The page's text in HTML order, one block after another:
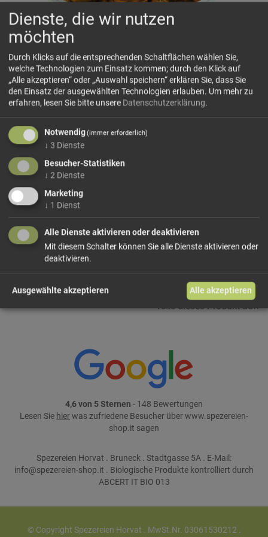
Curcuma-Gelbwurz
Dieses Produkt führen wir lose, ganz sowie
gemahlen. Wählen Sie Ihre Variante!
In den Warenkorb
Teile dieses Produkt auf:
4,6 von 5 Sternen - 148 Bewertungen
Lesen Sie hierwas zufriedene Besucher über www.spezereien-
shop.it sagen
Spezereien Horvat . Bruneck . Stadtgasse 5A . E-Mail:
info@spezereien-shop.it . Biologische Produkte kontrolliert durch
ABCERT IT BIO 013
© Copyright Spezereien Horvat . MwSt.Nr. 03061530212 .
Dienste, die wir nutzen
möchten
Durch Klicks auf die entsprechenden Schaltflächen wählen Sie,
welche Technologien zum Einsatz kommen; durch den Klick auf
„Alle akzeptieren“ oder „Auswahl speichern“ erklären Sie, dass Sie
den Einsatz der ausgewählten Technologien erlauben. Um mehr zu
erfahren, lesen Sie bitte unsere Datenschutzerklärung.
Notwendig(immer erforderlich)
↓ 3 Dienste
Besucher-Statistiken
↓ 2 Dienste
Marketing
↓ 1 Dienst
Alle Dienste aktivieren oder deaktivieren
Mit diesem Schalter können Sie alle Dienste aktivieren oder
deaktivieren.
Ausgewählte akzeptieren Alle akzeptieren